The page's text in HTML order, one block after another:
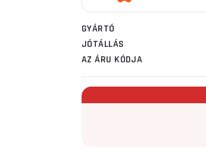
GYÁRTÓ
JÓTÁLLÁS
AZ ÁRU KÓDJA